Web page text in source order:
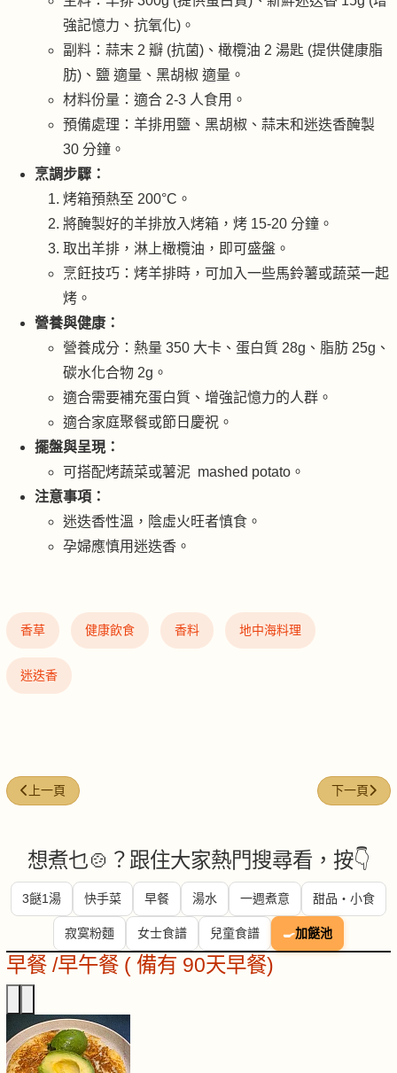
強記憶力、抗氧化)。
副料：蒜末 2 瓣 (抗菌)、橄欖油 2 湯匙 (提供健康脂
肪)、鹽 適量、黑胡椒 適量。
材料份量：適合 2-3 人食用。
預備處理：羊排用鹽、黑胡椒、蒜末和迷迭香醃製
30 分鐘。
烹調步驟：
烤箱預熱至 200°C。
將醃製好的羊排放入烤箱，烤 15-20 分鐘。
取出羊排，淋上橄欖油，即可盛盤。
烹飪技巧：烤羊排時，可加入一些馬鈴薯或蔬菜一起
烤。
營養與健康：
營養成分：熱量 350 大卡、蛋白質 28g、脂肪 25g、
碳水化合物 2g。
適合需要補充蛋白質、增強記憶力的人群。
適合家庭聚餐或節日慶祝。
擺盤與呈現：
可搭配烤蔬菜或薯泥 mashed potato。
注意事項：
迷迭香性溫，陰虛火旺者慎食。
孕婦應慎用迷迭香。
香草 健康飲食 香料 地中海料理
迷迭香
上一篇文章: 歐芹 (Parsley)：餐桌上的綠色點綴
上一頁 下一篇文章
下一頁
想煮乜🍲？跟住大家熱門搜尋看，按👇
3餸1湯 快手菜 早餐 湯水 一週煮意 甜品・小食
寂寞粉麵 女士食譜 兒童食譜 🍳加餸池
早餐 /早午餐 ( 備有 90天早餐)